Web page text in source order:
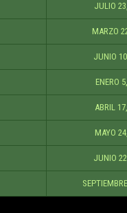
JULIO
MARZO
JUNIO
ENERO
ABRIL
MAYO
JUNIO